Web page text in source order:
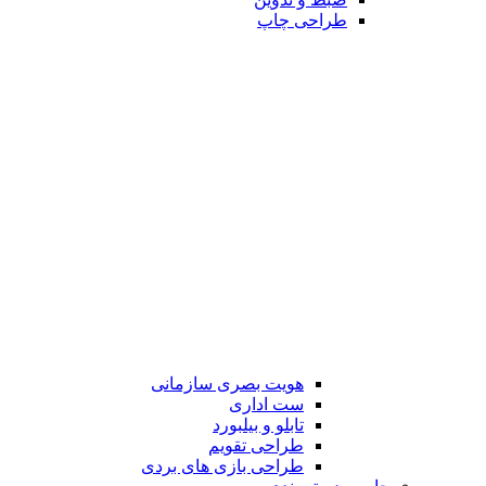
طراحی چاپ
هویت بصری سازمانی
ست اداری
تابلو و بیلبورد
طراحی تقویم
طراحی بازی های بردی